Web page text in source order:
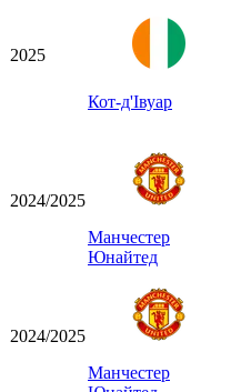
2025
Кот-д'Івуар
2024/2025
Манчестер
Юнайтед
2024/2025
Манчестер